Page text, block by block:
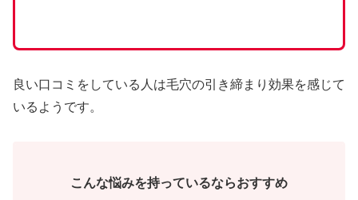
良い口コミをしている人は毛穴の引き締まり効果を感じて
いるようです。
こんな悩みを持っているならおすすめ